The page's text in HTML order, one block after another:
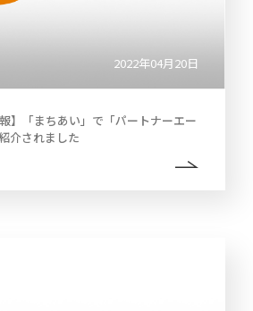
2022年04月20日
】「まちあい」で「パートナーエー
介されました